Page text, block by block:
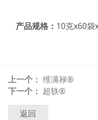
产品规格： 10克x60
上一个： 维满禄®
下一个： 超轶®
返回